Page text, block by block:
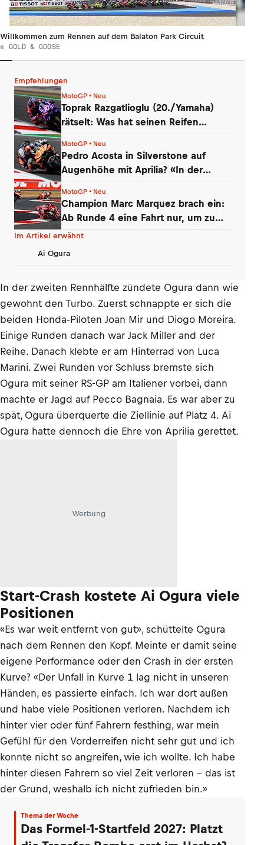
Willkommen zum Rennen auf dem Balaton Park Circuit
© GOLD & GOOSE
Empfehlungen
MotoGP • Neu
Toprak Razgatlioglu (20./Yamaha)
rätselt: Was hat seinen Reifen
MotoGP • Neu
Pedro Acosta in Silverstone auf
Augenhöhe mit Aprilia? «In der
MotoGP • Neu
Champion Marc Marquez brach ein:
Ab Runde 4 eine Fahrt nur, um zu
überleben
Im Artikel erwähnt
Ai Ogura
In der zweiten Rennhälfte zündete Ogura dann wie
gewohnt den Turbo. Zuerst schnappte er sich die
beiden Honda-Piloten Joan Mir und Diogo Moreira.
Einige Runden danach war Jack Miller and der
Reihe. Danach klebte er am Hinterrad von Luca
Marini. Zwei Runden vor Schluss bremste sich
Ogura mit seiner RS-GP am Italiener vorbei, dann
machte er Jagd auf Pecco Bagnaia. Es war aber zu
spät, Ogura überquerte die Ziellinie auf Platz 4. Ai
Ogura hatte dennoch die Ehre von Aprilia gerettet.
Werbung
Start-Crash kostete Ai Ogura viele
Positionen
«Es war weit entfernt von gut», schüttelte Ogura
nach dem Rennen den Kopf. Meinte er damit seine
eigene Performance oder den Crash in der ersten
Kurve? «Der Unfall in Kurve 1 lag nicht in unseren
Händen, es passierte einfach. Ich war dort außen
und habe viele Positionen verloren. Nachdem ich
hinter vier oder fünf Fahrern festhing, war mein
Gefühl für den Vorderreifen nicht sehr gut und ich
konnte nicht so angreifen, wie ich wollte. Ich habe
hinter diesen Fahrern so viel Zeit verloren – das ist
der Grund, weshalb ich nicht zufrieden bin.»
Thema der Woche
Das Formel-1-Startfeld 2027: Platzt